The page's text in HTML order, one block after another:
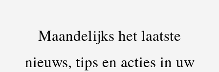
Maandelijks het laatste
nieuws, tips en acties in uw